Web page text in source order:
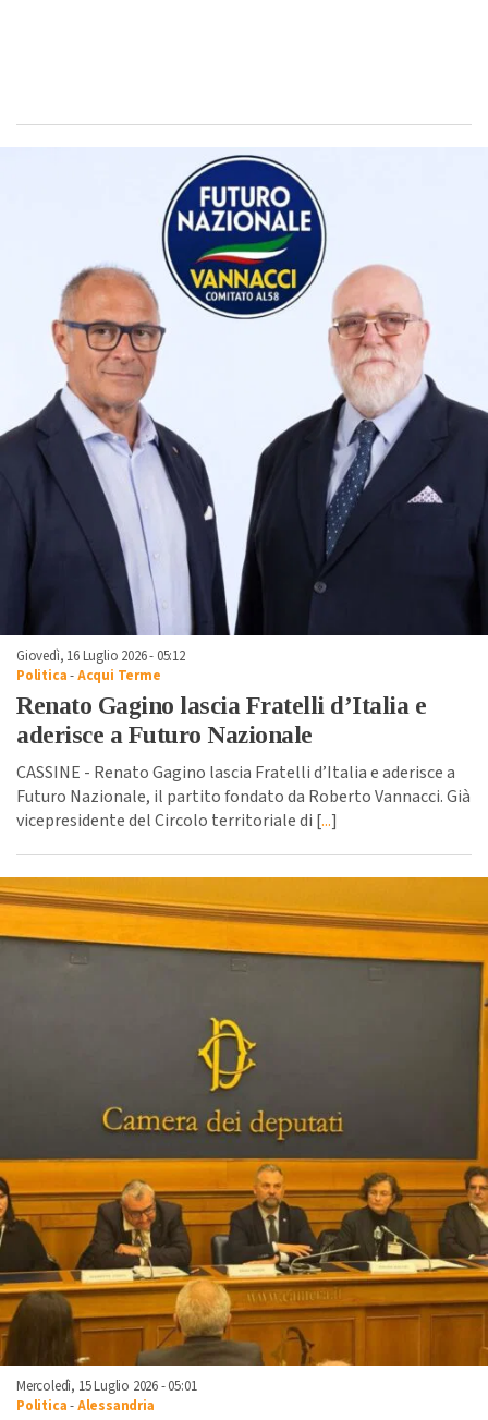
Giovedì, 16 Luglio 2026 - 05:12
Politica-Acqui Terme
Renato Gagino lascia Fratelli d’Italia e
aderisce a Futuro Nazionale
CASSINE - Renato Gagino lascia Fratelli d’Italia e aderisce a
Futuro Nazionale, il partito fondato da Roberto Vannacci. Già
vicepresidente del Circolo territoriale di [...]
Mercoledì, 15 Luglio 2026 - 05:01
Politica-Alessandria